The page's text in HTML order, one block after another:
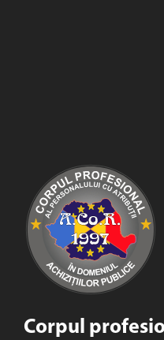
Corpul